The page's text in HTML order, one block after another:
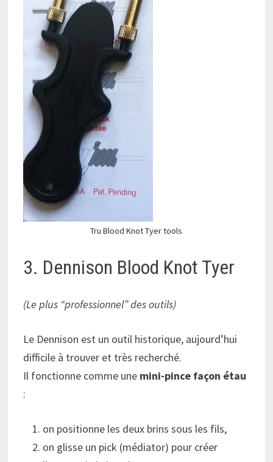
Tru Blood Knot Tyer tools
3. Dennison Blood Knot Tyer
(Le plus “professionnel” des outils)
Le Dennison est un outil historique, aujourd’hui
difficile à trouver et très recherché.
Il fonctionne comme une mini-pince façon étau
:
on positionne les deux brins sous les fils,
on glisse un pick (médiator) pour créer